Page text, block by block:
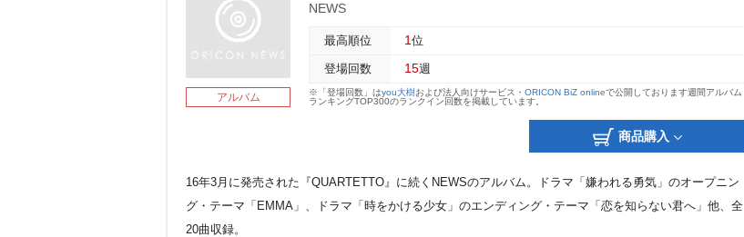
アルバム
NEWS
最高順位 1 位
登場回数 15週
※「登場回数」はyou大樹および法人向けサービス・ ORICON BiZ onlineで公開しております週間アルバム
ランキングTOP300のランクイン回数を掲載しています。
商品購入
16年3月に発売された『QUARTETTO』に続くNEWSのアルバム。ドラマ「嫌われる勇気」のオープニン
グ・テーマ「EMMA」、ドラマ「時をかける少女」のエンディング・テーマ「恋を知らない君へ」他、全
20曲収録。